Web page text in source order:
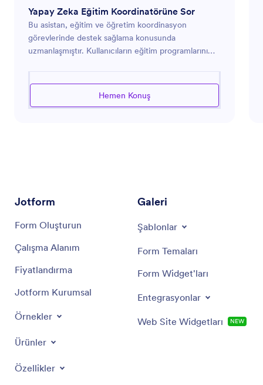
Yapay Zeka Eğitim Koordinatörüne Sor
Bu asistan, eğitim ve öğretim koordinasyon
görevlerinde destek sağlama konusunda
uzmanlaşmıştır. Kullanıcıların eğitim programlarını
kaynak yönetimi, müfredat geliştirme ve katılımcı
iletişimleri konusunda destek sağlayabilir. Asistan, iş
Hemen Konuş
Jotform
Form Oluşturun
Çalışma Alanım
Fiyatlandırma
Jotform Kurumsal
Örnekler
Ürünler
Özellikler
Galeri
Şablonlar
Form Temaları
Form Widget'ları
Entegrasyonlar
Web Site Widgetları NEW